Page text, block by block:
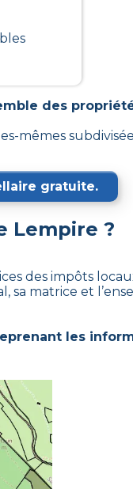
des
mêmes
gratuite.
Lempire ?
des impôts
sa matrice et
les